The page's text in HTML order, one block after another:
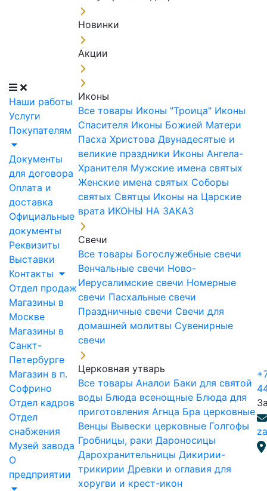
Наши работы
Услуги
Покупателям
Документы
для договора
Оплата и
доставка
Официальные
документы
Реквизиты
Выставки
Контакты
Отдел продаж
Магазины в
Москве
Магазины в
Санкт-
Петербурге
Магазин в п.
Софрино
Отдел кадров
Отдел
снабжения
Музей завода
О
предприятии
Новинки
Акции
Иконы
Все товары Иконы "Троица" Иконы
Спасителя Иконы Божией Матери
Пасха Христова Двунадесятые и
великие праздники Иконы Ангела-
Хранителя Мужские имена святых
Женские имена святых Соборы
святых Святцы Иконы на Царские
врата ИКОНЫ НА ЗАКАЗ
Свечи
Все товары Богослужебные свечи
Венчальные свечи Ново-
Иерусалимские свечи Номерные
свечи Пасхальные свечи
Праздничные свечи Свечи для
домашней молитвы Сувенирные
свечи
Церковная утварь
Все товары Аналои Баки для святой
воды Блюда всенощные Блюда для
приготовления Агнца Бра церковные
Венцы Вывески церковные Голгофы
Гробницы, раки Дароносицы
Дарохранительницы Дикирии-
трикирии Древки и оглавия для
хоругви и крест-икон